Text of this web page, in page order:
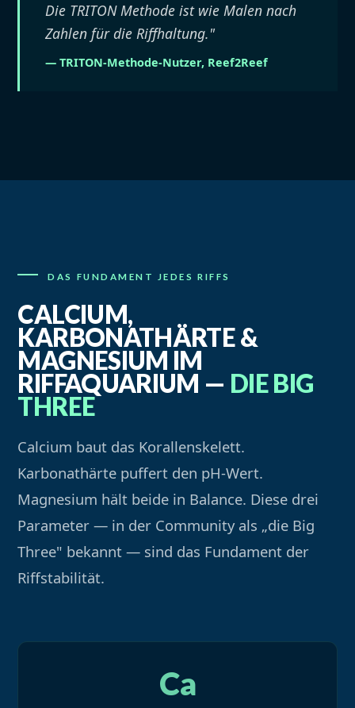
Die TRITON Methode ist wie Malen nach
Zahlen für die Riffhaltung."
— TRITON-Methode-Nutzer, Reef2Reef
DAS FUNDAMENT JEDES RIFFS
CALCIUM,
KARBONATHÄRTE &
MAGNESIUM IM
RIFFAQUARIUM — DIE BIG
THREE
Calcium baut das Korallenskelett.
Karbonathärte puffert den pH-Wert.
Magnesium hält beide in Balance. Diese drei
Parameter — in der Community als „die Big
Three" bekannt — sind das Fundament der
Riffstabilität.
Ca